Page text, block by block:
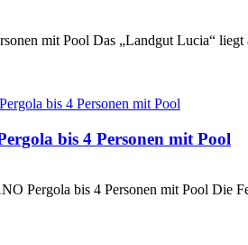
mit Pool Das „Landgut Lucia“
bis 4 Personen mit Pool
Pergola bis 4 Personen mit Pool Die